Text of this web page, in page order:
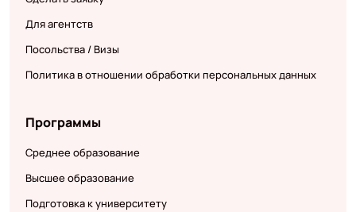
Для агентств
Посольства / Визы
Политика в отношении обработки персональных данных
Программы
Среднее образование
Высшее образование
Подготовка к университету